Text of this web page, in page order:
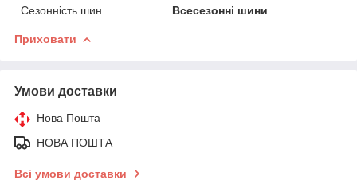
Сезонність шин
Всесезонні шини
Приховати
Умови доставки
Нова Пошта
НОВА ПОШТА
Всі умови доставки